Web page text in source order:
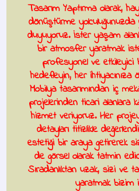
Tasarım Yaptırmaolarak,
dönüştürme yolculuğunuzda
duyuyoruz. İster yaşam
bir atmosfer yaratmak
profesyonel ve etkileyici
hedefleyin, her ihtiyacınıza
Mobilya tasarımından iç
projelerinden ticari alanlara
hizmet veriyoruz. Her
detayları titizlikle
estetiği bir araya getirerek
de görsel olarak tatmin
Sıradanlıktan uzak, sizi ve
yaratmak bizim